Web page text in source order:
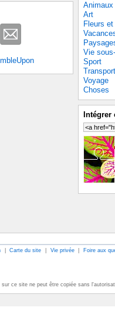
Animaux
Art
Fleurs
Vie
Sport
Transport
Voyage
Choses
Intégrer
| Carte du site | Vie privée | Foire aux
ce site ne peut être copiée sans